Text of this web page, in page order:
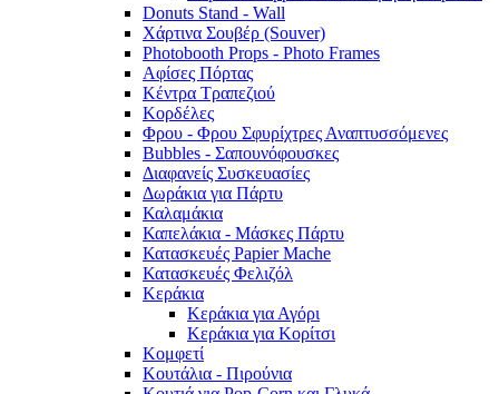
Donuts Stand - Wall
Χάρτινα Σουβέρ (Souver)
Photobooth Props - Photo Frames
Αφίσες Πόρτας
Κέντρα Τραπεζιού
Κορδέλες
Φρου - Φρου Σφυρίχτρες Αναπτυσσόμενες
Bubbles - Σαπουνόφουσκες
Διαφανείς Συσκευασίες
Δωράκια για Πάρτυ
Καλαμάκια
Καπελάκια - Μάσκες Πάρτυ
Κατασκευές Papier Mache
Κατασκευές Φελιζόλ
Κεράκια
Κεράκια για Αγόρι
Κεράκια για Κορίτσι
Κομφετί
Κουτάλια - Πιρούνια